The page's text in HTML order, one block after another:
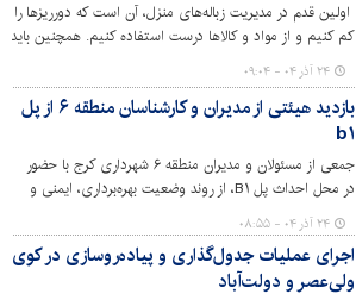
اولین قدم در مدیریت زباله‌های منزل، آن است که دورریزها را
کم کنیم و از مواد و کالاها درست استفاده کنیم. همچنین باید
راه‌های استفاده مجدد را یاد بگیریم و در نهایت زباله‌های منزل
را تفکیک کنیم.
۲۴ آذر ۰۴ - ۰۹:۰۴
بازدید هیئتی از مدیران و کارشناسان منطقه ۶ از پل
b۱
جمعی از مسئولان و مدیران منطقه ۶ شهرداری کرج با حضور
در محل احداث پل B۱، از روند وضعیت بهره‌برداری، ایمنی و
شرایط فنی این پل بازدید کردند.
۲۴ آذر ۰۴ - ۰۸:۵۵
اجرای عملیات جدول‌گذاری و پیاده‌روسازی در کوی
ولی‌عصر و دولت‌آباد